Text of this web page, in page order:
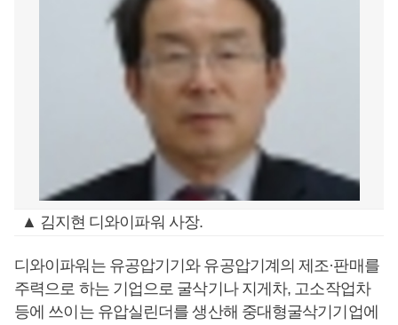
▲ 김지현 디와이파워 사장.
디와이파워는 유공압기기와 유공압기계의 제조·판매를
주력으로 하는 기업으로 굴삭기나 지게차, 고소작업차
등에 쓰이는 유압실린더를 생산해 중대형굴삭기기업에